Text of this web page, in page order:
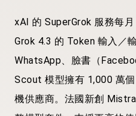
xAI 的 SuperGrok 服務每
Grok 4.3 的 Token 輸入／
WhatsApp、臉書（
Scout 模型擁有 1,000 萬
機供應商。法國新創